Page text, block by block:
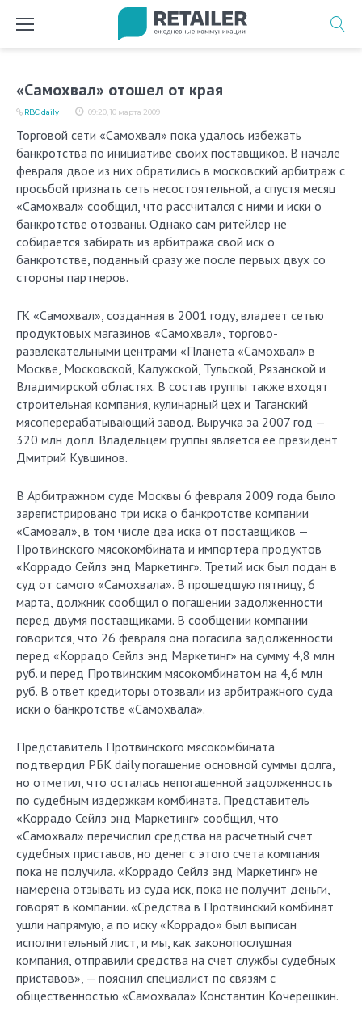
«Самохвал» отошел от края
09:20, 10 марта 2009
RBC daily
Торговой сети «Самохвал» пока удалось избежать
банкротства по инициативе своих поставщиков. В начале
февраля двое из них обратились в москов­ский арбитраж с
просьбой признать сеть несостоятельной, а спустя месяц
«Самохвал» сообщил, что рассчитался с ними и иски о
банкротстве отозваны. Однако сам ритейлер не
собирается забирать из арбитража свой иск о
банкротстве, поданный сразу же после первых двух со
стороны партнеров.
ГК «Самохвал», созданная в 2001 году, владеет сетью
продуктовых магазинов «Самохвал», торгово-
развлекательными центрами «Планета «Самохвал» в
Москве, Московской, Калужской, Тульской, Рязанской и
Владимирской областях. В состав группы также входят
строительная компания, кулинарный цех и Таганский
мясоперерабатывающий завод. Выручка за 2007 год —
320 млн долл. Владельцем группы является ее президент
Дмитрий Кувшинов.
В Арбитражном суде Москвы 6 февраля 2009 года было
зарегистрировано три иска о банкротстве компании
«Самовал», в том числе два иска от поставщиков —
Протвинского мясокомбината и импортера продуктов
«Коррадо Сейлз энд Маркетинг». Третий иск был подан в
суд от самого «Самохвала». В прошедшую пятницу, 6
марта, должник сообщил о погашении задолженности
перед двумя поставщиками. В сообщении компании
говорится, что 26 февраля она погасила задолженности
перед «Коррадо Сейлз энд Маркетинг» на сумму 4,8 млн
руб. и перед Протвин­ским мясокомбинатом на 4,6 млн
руб. В ответ кредиторы отозвали из арбитражного суда
иски о банкротстве «Самохвала».
Представитель Протвинского мясокомбината
подтвердил РБК daily погашение основной суммы долга,
но отметил, что осталась непогашенной задолженность
по судебным издержкам комбината. Представитель
«Коррадо Сейлз энд Маркетинг» сообщил, что
«Самохвал» перечислил сред­ства на расчетный счет
судебных приставов, но денег с этого счета компания
пока не получила. «Коррадо Сейлз энд Маркетинг» не
намерена отзывать из суда иск, пока не получит деньги,
говорят в компании. «Средства в Протвинский комбинат
ушли напрямую, а по иску «Коррадо» был выписан
исполнительный лист, и мы, как законопослушная
компания, отправили средства на счет службы судебных
приставов», — пояснил специалист по связям с
общественностью «Самохвала» Константин Кочерешкин.